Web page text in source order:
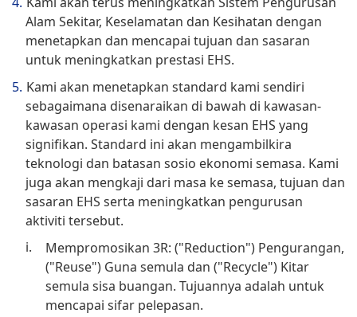
Alam Sekitar, Keselamatan dan Kesihatan dengan
menetapkan dan mencapai tujuan dan sasaran
untuk meningkatkan prestasi EHS.
Kami akan menetapkan standard kami sendiri
sebagaimana disenaraikan di bawah di kawasan-
kawasan operasi kami dengan kesan EHS yang
signifikan. Standard ini akan mengambilkira
teknologi dan batasan sosio ekonomi semasa. Kami
juga akan mengkaji dari masa ke semasa, tujuan dan
sasaran EHS serta meningkatkan pengurusan
aktiviti tersebut.
Mempromosikan 3R: ("Reduction") Pengurangan,
("Reuse") Guna semula dan ("Recycle") Kitar
semula sisa buangan. Tujuannya adalah untuk
mencapai sifar pelepasan.